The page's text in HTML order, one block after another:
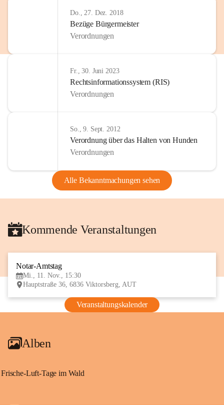
Do., 27. Dez. 2018
Bezüge Bürgermeister
Verordnungen
Fr., 30. Juni 2023
Rechtsinformationssystem (RIS)
Verordnungen
So., 9. Sept. 2012
Verordnung über das Halten von Hunden
Verordnungen
Alle Bekanntmachungen sehen
Kommende Veranstaltungen
Notar-Amtstag
Mi., 11. Nov., 15:30
Hauptstraße 36, 6836 Viktorsberg, AUT
Veranstaltungskalender
Alben
Frische-Luft-Tage im Wald